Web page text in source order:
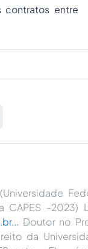
contratos entre
CAPES -2023)
Doutor no
da